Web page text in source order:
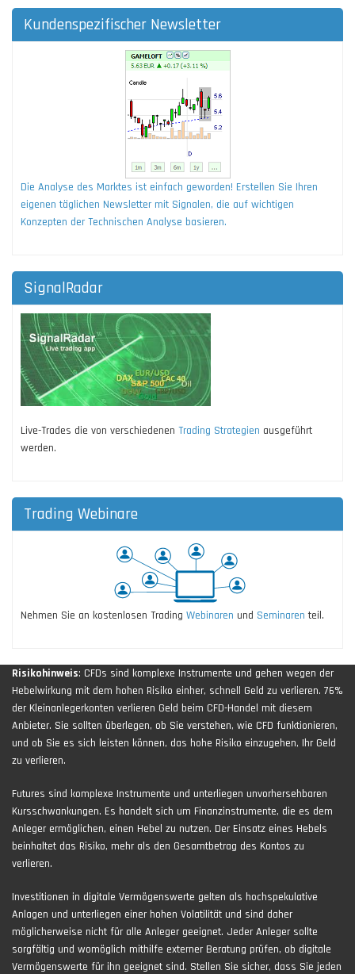
Kundenspezifischer Newsletter
Die Analyse des Marktes ist einfach geworden! Erstellen Sie Ihren
eigenen täglichen Newsletter mit Signalen, die auf wichtigen
Konzepten der Technischen Analyse basieren.
SignalRadar
Live-Trades die von verschiedenen Trading Strategien ausgeführt
werden.
Trading Webinare
Nehmen Sie an kostenlosen Trading Webinaren und Seminaren teil.
Risikohinweis: CFDs sind komplexe Instrumente und gehen wegen der
Hebelwirkung mit dem hohen Risiko einher, schnell Geld zu verlieren. 76%
der Kleinanlegerkonten verlieren Geld beim CFD-Handel mit diesem
Anbieter. Sie sollten überlegen, ob Sie verstehen, wie CFD funktionieren,
und ob Sie es sich leisten können, das hohe Risiko einzugehen, Ihr Geld
zu verlieren.
Futures sind komplexe Instrumente und unterliegen unvorhersehbaren
Kursschwankungen. Es handelt sich um Finanzinstrumente, die es dem
Anleger ermöglichen, einen Hebel zu nutzen. Der Einsatz eines Hebels
beinhaltet das Risiko, mehr als den Gesamtbetrag des Kontos zu
verlieren.
Investitionen in digitale Vermögenswerte gelten als hochspekulative
Anlagen und unterliegen einer hohen Volatilität und sind daher
möglicherweise nicht für alle Anleger geeignet. Jeder Anleger sollte
sorgfältig und womöglich mithilfe externer Beratung prüfen, ob digitale
Vermögenswerte für ihn geeignet sind. Stellen Sie sicher, dass Sie jeden